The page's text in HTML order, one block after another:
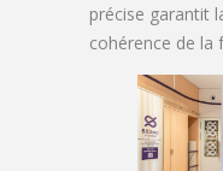
précise garantit
cohérence de la